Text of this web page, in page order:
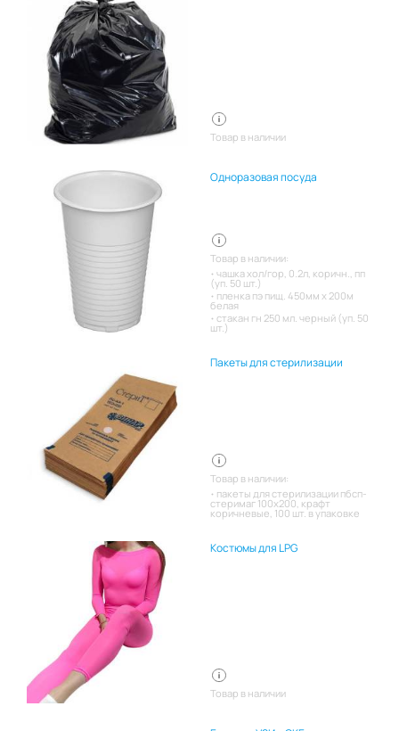
Товар в наличии
Одноразовая посуда
Товар в наличии:
чашка хол/гор, 0.2л, коричн., пп
(уп. 50 шт.)
пленка пэ пищ. 450мм х 200м
белая
стакан гн 250 мл. черный (уп. 50
шт.)
Пакеты для стерилизации
Товар в наличии:
пакеты для стерилизации пбсп-
стеримаг 100х200, крафт
коричневые, 100 шт. в упаковке
Костюмы для LPG
Товар в наличии